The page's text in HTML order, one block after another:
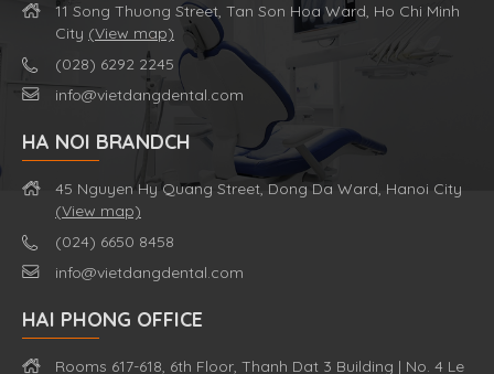
11 Song Thuong Street, Tan Son Hoa Ward, Ho Chi Minh
City (View map)
(028) 6292 2245
info@vietdangdental.com
HA NOI BRANDCH
45 Nguyen Hy Quang Street, Dong Da Ward, Hanoi City
(View map)
(024) 6650 8458
info@vietdangdental.com
HAI PHONG OFFICE
Rooms 617-618, 6th Floor, Thanh Dat 3 Building | No. 4 Le